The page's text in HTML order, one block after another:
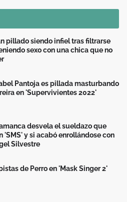
pillado siendo infiel tras filtrarse
sexo con una chica que no
Pantoja es pillada masturbando
en 'Supervivientes 2022'
desvela el sueldazo que
'SMS' y si acabó enrollándose con
Silvestre
de Perro en 'Mask Singer 2'